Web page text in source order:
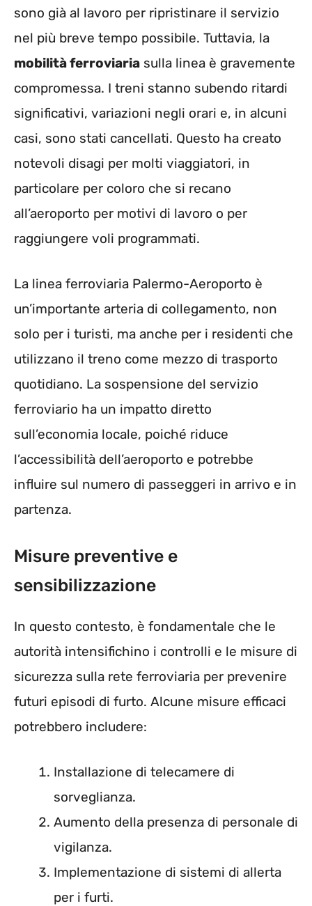
sono già al lavoro per ripristinare il servizio
nel più breve tempo possibile. Tuttavia, la
mobilità ferroviaria sulla linea è gravemente
compromessa. I treni stanno subendo ritardi
significativi, variazioni negli orari e, in alcuni
casi, sono stati cancellati. Questo ha creato
notevoli disagi per molti viaggiatori, in
particolare per coloro che si recano
all’aeroporto per motivi di lavoro o per
raggiungere voli programmati.
La linea ferroviaria Palermo-Aeroporto è
un’importante arteria di collegamento, non
solo per i turisti, ma anche per i residenti che
utilizzano il treno come mezzo di trasporto
quotidiano. La sospensione del servizio
ferroviario ha un impatto diretto
sull’economia locale, poiché riduce
l’accessibilità dell’aeroporto e potrebbe
influire sul numero di passeggeri in arrivo e in
partenza.
Misure preventive e
sensibilizzazione
In questo contesto, è fondamentale che le
autorità intensifichino i controlli e le misure di
sicurezza sulla rete ferroviaria per prevenire
futuri episodi di furto. Alcune misure efficaci
potrebbero includere:
Installazione di telecamere di
sorveglianza.
Aumento della presenza di personale di
vigilanza.
Implementazione di sistemi di allerta
per i furti.